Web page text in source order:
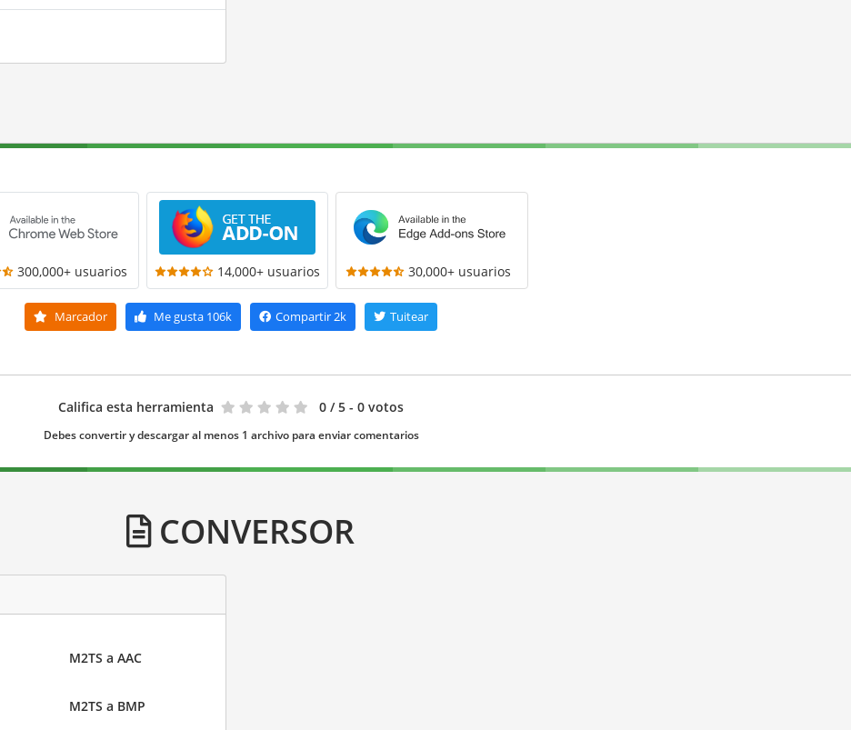
300,000+ usuarios 14,000+ usuarios 30,000+ usuarios
Marcador Me gusta 106k Compartir2k Tuitear
Califica esta herramienta 0 / 5 - 0 votos
Debes convertir y descargar al menos 1 archivo para enviar comentarios
CONVERSOR
M2TS a AAC
M2TS a BMP